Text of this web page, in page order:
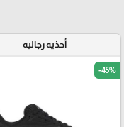
أحذيه رجاليه
-45%